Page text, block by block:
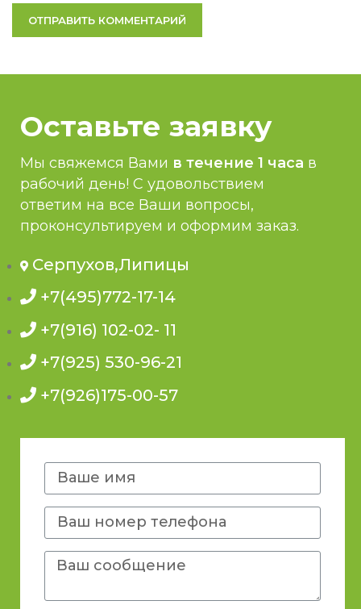
Оставьте заявку
Мы свяжемся Вами в течение 1 часа в
рабочий день! С удовольствием
ответим на все Ваши вопросы,
проконсультируем и оформим заказ.
Серпухов,Липицы
+7(495)772-17-14
+7(916) 102-02- 11
+7(925) 530-96-21
+7(926)175-00-57